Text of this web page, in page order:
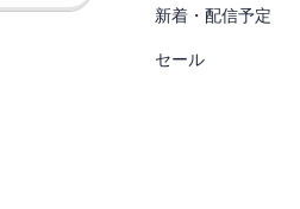
新着・配信予定
セール